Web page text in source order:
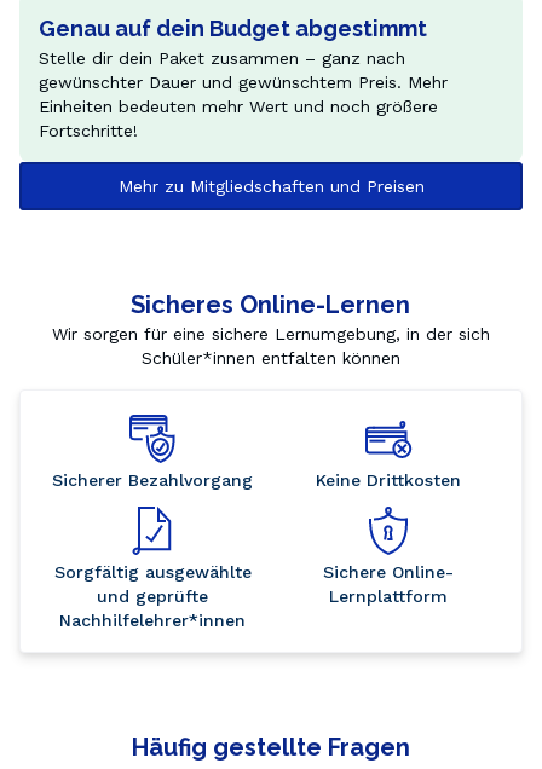
Genau auf dein Budget abgestimmt
Stelle dir dein Paket zusammen – ganz nach
gewünschter Dauer und gewünschtem Preis. Mehr
Einheiten bedeuten mehr Wert und noch größere
Fortschritte!
Mehr zu Mitgliedschaften und Preisen
Sicheres Online-Lernen
Wir sorgen für eine sichere Lernumgebung, in der sich
Schüler*innen entfalten können
Sicherer Bezahlvorgang Keine Drittkosten
Sorgfältig ausgewählte
und geprüfte
Nachhilfelehrer*innen
Sichere Online-
Lernplattform
Häufig gestellte Fragen